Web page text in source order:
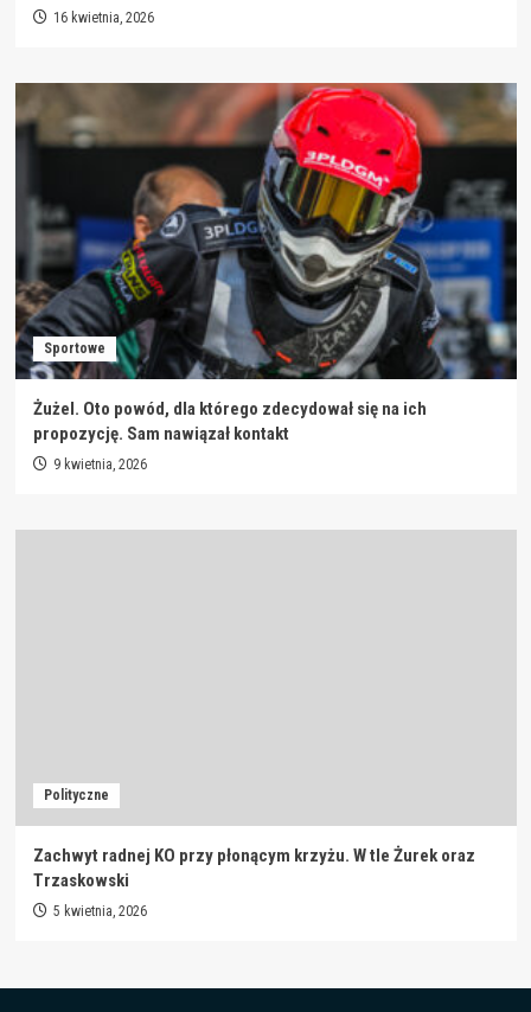
16 kwietnia, 2026
Sportowe
Żużel. Oto powód, dla którego zdecydował się na ich
propozycję. Sam nawiązał kontakt
9 kwietnia, 2026
Polityczne
Zachwyt radnej KO przy płonącym krzyżu. W tle Żurek oraz
Trzaskowski
5 kwietnia, 2026